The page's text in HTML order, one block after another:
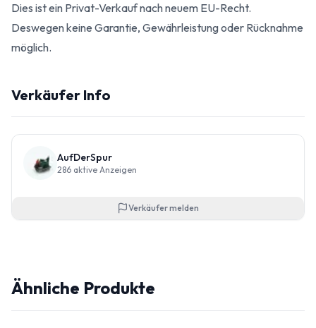
Dies ist ein Privat-Verkauf nach neuem EU-Recht.
Deswegen keine Garantie, Gewährleistung oder Rücknahme
möglich.
Verkäufer Info
AufDerSpur
286 aktive Anzeigen
Verkäufer melden
Ähnliche Produkte